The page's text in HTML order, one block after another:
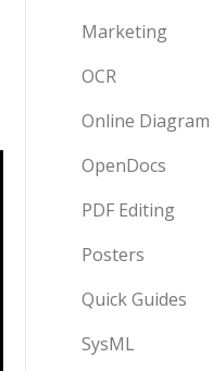
Marketing
OCR
Online Diagram
OpenDocs
PDF Editing
Posters
Quick Guides
SysML